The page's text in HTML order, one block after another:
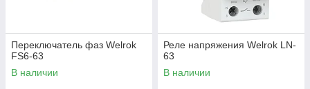
Переключатель фаз Welrok
FS6-63
В наличии
Реле напряжения Welrok LN-
63
В наличии